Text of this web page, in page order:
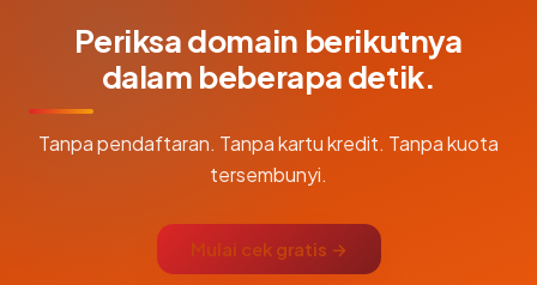
Periksa domain berikutnya
dalam beberapa detik.
Tanpa pendaftaran. Tanpa kartu kredit. Tanpa kuota
tersembunyi.
Mulai cek gratis →